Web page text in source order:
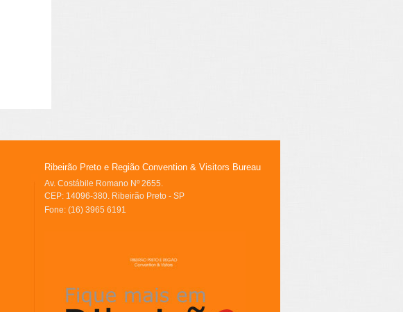
Ribeirão Preto e Região Convention & Visitors Bureau
Av. Costábile Romano Nº 2655.
CEP: 14096-380. Ribeirão Preto - SP
Fone: (16) 3965 6191